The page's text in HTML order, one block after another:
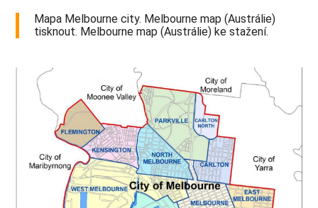
Mapa Melbourne city. Melbourne map (Austrálie)
tisknout. Melbourne map (Austrálie) ke stažení.